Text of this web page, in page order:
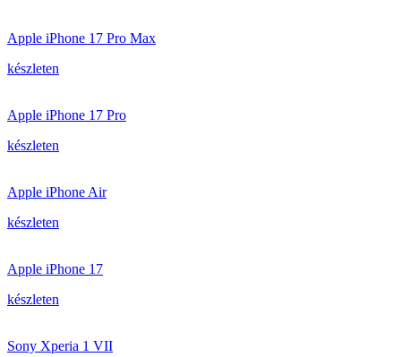
Apple iPhone 17 Pro Max
készleten
Apple iPhone 17 Pro
készleten
Apple iPhone Air
készleten
Apple iPhone 17
készleten
Sony Xperia 1 VII